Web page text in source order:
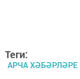
Теги:
АРЧА ХӘБӘРЛӘРЕ